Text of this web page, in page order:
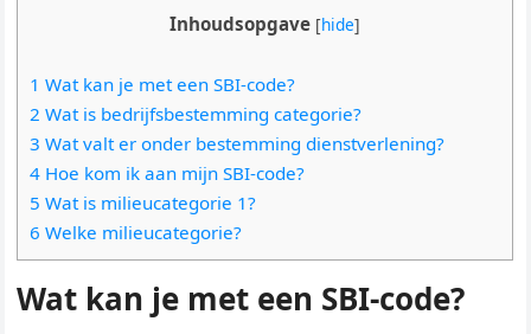
Inhoudsopgave [hide]
1 Wat kan je met een SBI-code?
2 Wat is bedrijfsbestemming categorie?
3 Wat valt er onder bestemming dienstverlening?
4 Hoe kom ik aan mijn SBI-code?
5 Wat is milieucategorie 1?
6 Welke milieucategorie?
Wat kan je met een SBI-code?